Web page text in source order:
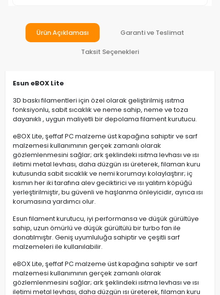
Ürün Açıklaması Garanti ve Teslimat
Taksit Seçenekleri
Esun eBOX Lite
3D baskı filamentleri için özel olarak geliştirilmiş ısıtma
fonksiyonlu, sabit sıcaklık ve neme sahip, neme ve toza
dayanıklı , uygun maliyetli bir depolama filament kurutucu.
eBOX Lite, şeffaf PC malzeme üst kapağına sahiptir ve sarf
malzemesi kullanımının gerçek zamanlı olarak
gözlemlenmesini sağlar; ark şeklindeki ısıtma levhası ve ısı
iletimi metal levhası, daha düzgün ısı üreterek, filaman kuru
kutusunda sabit sıcaklık ve nemi korumayı kolaylaştırır; iç
kısmın her iki tarafına alev geciktirici ve ısı yalıtım köpüğü
yerleştirilmiştir, bu güvenli ve haşlanma önleyicidir, ayrıca ısı
korumasına yardımcı olur.
Esun filament kurutucu, iyi performansa ve düşük gürültüye
sahip, uzun ömürlü ve düşük gürültülü bir turbo fan ile
donatılmıştır. Geniş uyumluluğa sahiptir ve çeşitli sarf
malzemeleri ile kullanılabilir.
eBOX Lite, şeffaf PC malzeme üst kapağına sahiptir ve sarf
malzemesi kullanımının gerçek zamanlı olarak
gözlemlenmesini sağlar; ark şeklindeki ısıtma levhası ve ısı
iletimi metal levhası, daha düzgün ısı üreterek, filaman kuru